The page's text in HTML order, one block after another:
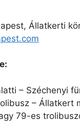
Állatkerti
– Széchenyi
– Állatkert
79-es